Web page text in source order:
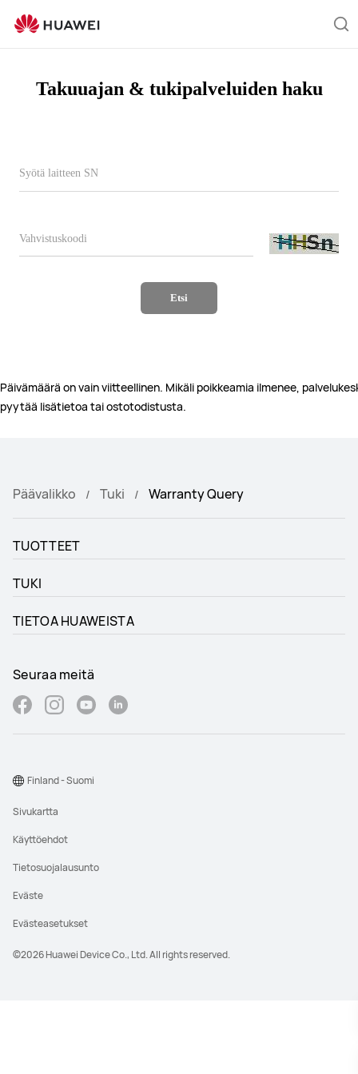
Query
Takuuajan & tukipalveluiden haku
Etsi
Päivämäärä on vain viitteellinen. Mikäli poikkeamia ilmenee,
pyytää lisätietoa tai ostotodistusta.
Päävalikko Tuki Warranty Query
TUOTTEET
TUKI
TIETOA HUAWEISTA
Seuraa meitä
©2026 Huawei Device Co., Ltd. All rights reserved.
Sivukartta
Käyttöehdot
Tietosuojalausunto
Eväste
Evästeasetukset
Finland - Suomi